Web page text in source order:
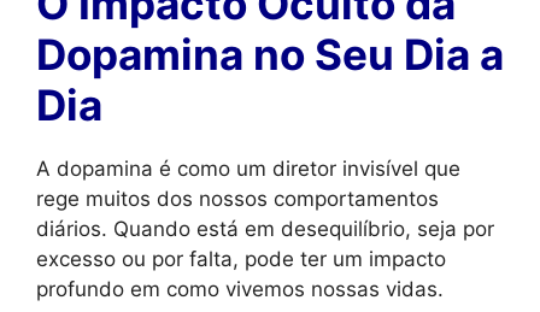
Dopamina no Seu Dia a
Dia
A dopamina é como um diretor invisível que
rege muitos dos nossos comportamentos
diários. Quando está em desequilíbrio, seja por
excesso ou por falta, pode ter um impacto
profundo em como vivemos nossas vidas.